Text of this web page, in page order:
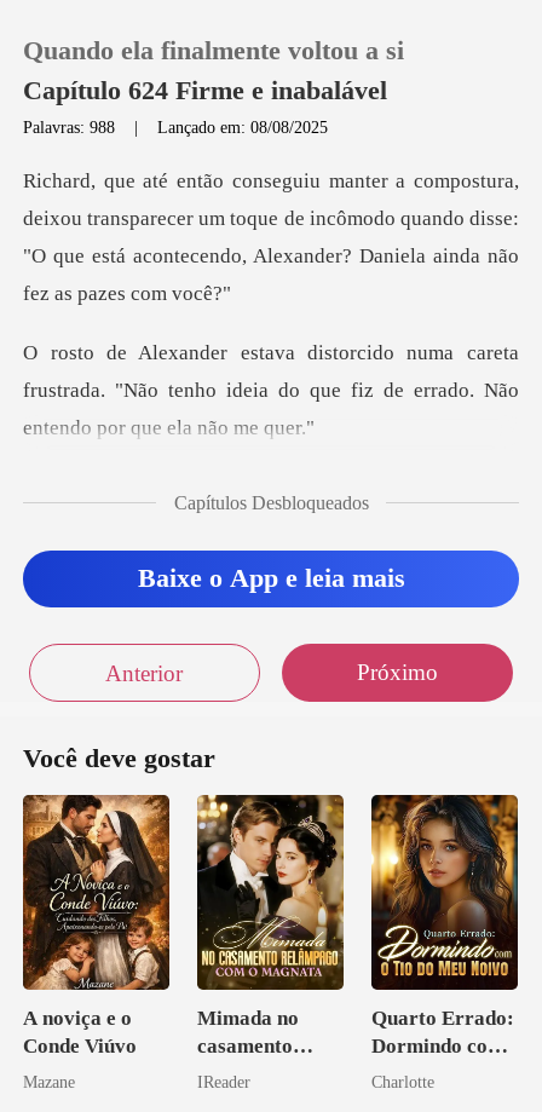
0
Loja
Sair
Quando ela finalmente voltou a si
Capítulo 624 Firme e inabalável
Palavras: 988 |Lançado em: 08/08/2025
ransparecer um toque de incômodo quando disse:
"O que está aco
reta
frustrada. "Não tenho ideia do que fiz de
Capítulos Desbloqueados
Baixe o App e leia mais
Anterior Próximo
Você deve gostar
A noviça e o
Conde Viúvo
Mazane
Mimada no
casamento
relâmpago com
IReader
Quarto Errado:
Dormindo com
o Tio do Meu
Charlotte